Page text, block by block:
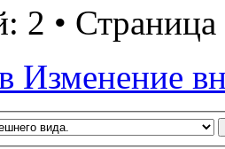
2 • Страница
Изменение